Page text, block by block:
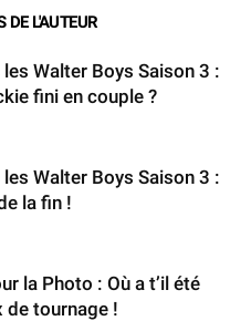
DE L'AUTEUR
les Walter Boys Saison 3 :
fini en couple ?
les Walter Boys Saison 3 :
la fin !
la Photo : Où a t’il été
de tournage !